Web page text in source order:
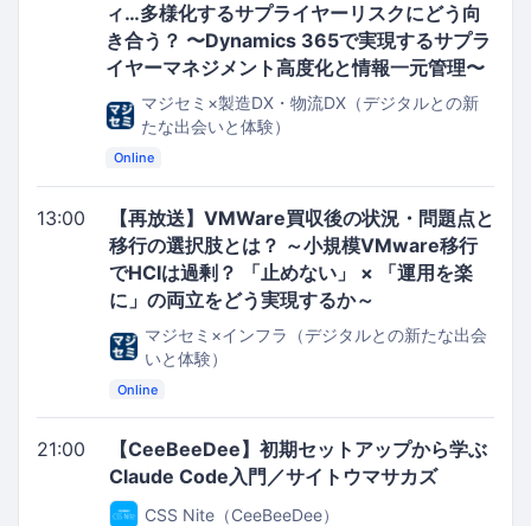
ィ…多様化するサプライヤーリスクにどう向
き合う？ 〜Dynamics 365で実現するサプラ
イヤーマネジメント高度化と情報一元管理〜
マジセミ×製造DX・物流DX（デジタルとの新
たな出会いと体験）
Online
13:00
【再放送】VMWare買収後の状況・問題点と
移行の選択肢とは？ ～小規模VMware移行
でHCIは過剰？ 「止めない」 × 「運用を楽
に」の両立をどう実現するか～
マジセミ×インフラ（デジタルとの新たな出会
いと体験）
Online
21:00
【CeeBeeDee】初期セットアップから学ぶ
Claude Code入門／サイトウマサカズ
CSS Nite（CeeBeeDee）